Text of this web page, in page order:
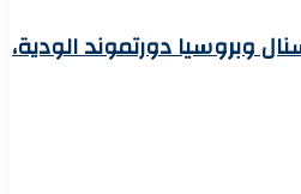
وبروسيا دورتموند الودية،